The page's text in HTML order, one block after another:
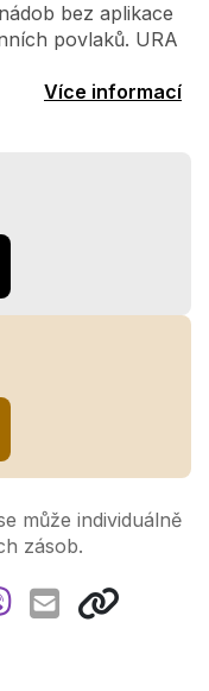
bez aplikace
povlaků. URA
Více informací
může individuálně
zásob.